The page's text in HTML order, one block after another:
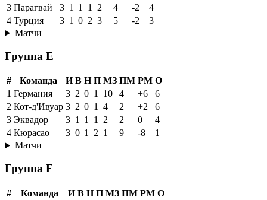
3 Парагвай 3 1 1 1 2 4 -2
4
4 Турция 3 1 0 2 3 5 -2
3
Матчи
Группа E
# Команда И В Н П МЗ ПМ РМ О
1 Германия 3 2 0 1 10 4 +6
6
2 Кот-д'Ивуар 3 2 0 1 4 2 +2
6
3 Эквадор 3 1 1 1 2 2 0
4
4 Кюрасао 3 0 1 2 1 9 -8
1
Матчи
Группа F
# Команда И В Н П МЗ ПМ РМ О